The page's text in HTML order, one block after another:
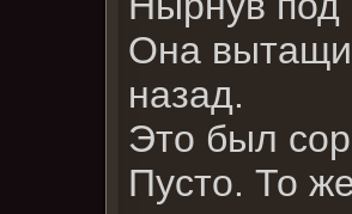
Она
назад.
Это был
Пусто. То